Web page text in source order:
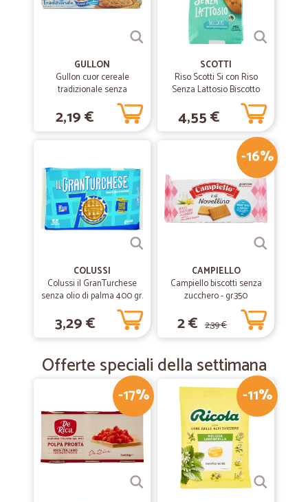
GULLON
Gullon cuor cereale
tradizionale senza
zucchero gr.280
2,19 €
SCOTTI
Riso Scotti Si con Riso
Senza Lattosio Biscotto
con riso e gocce di
cioccolato 350 gr.
4,55 €
COLUSSI
Colussi il GranTurchese
senza olio di palma 400 gr.
3,29 €
-16%
CAMPIELLO
Campiello biscotti senza
zucchero - gr.350
2 € 2,39 €
Offerte speciali della settimana
-17% -11%